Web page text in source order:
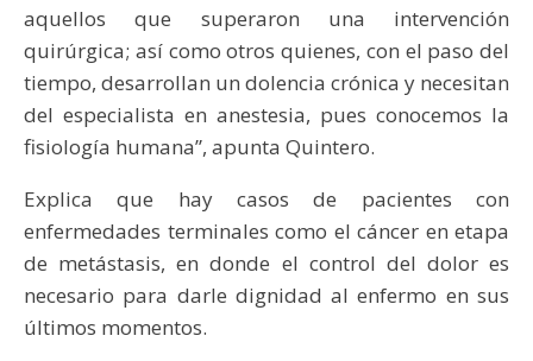
aquellos que superaron una intervención
quirúrgica; así como otros quienes, con el paso del
tiempo, desarrollan un dolencia crónica y necesitan
del especialista en anestesia, pues conocemos la
fisiología humana”, apunta Quintero.
Explica que hay casos de pacientes con
enfermedades terminales como el cáncer en etapa
de metástasis, en donde el control del dolor es
necesario para darle dignidad al enfermo en sus
últimos momentos.